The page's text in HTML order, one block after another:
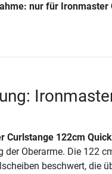
nur für
Curlstange 122cm
der Oberarme. Die 122
beschwert, die